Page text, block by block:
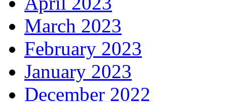
March 2023
February 2023
January 2023
December 2022